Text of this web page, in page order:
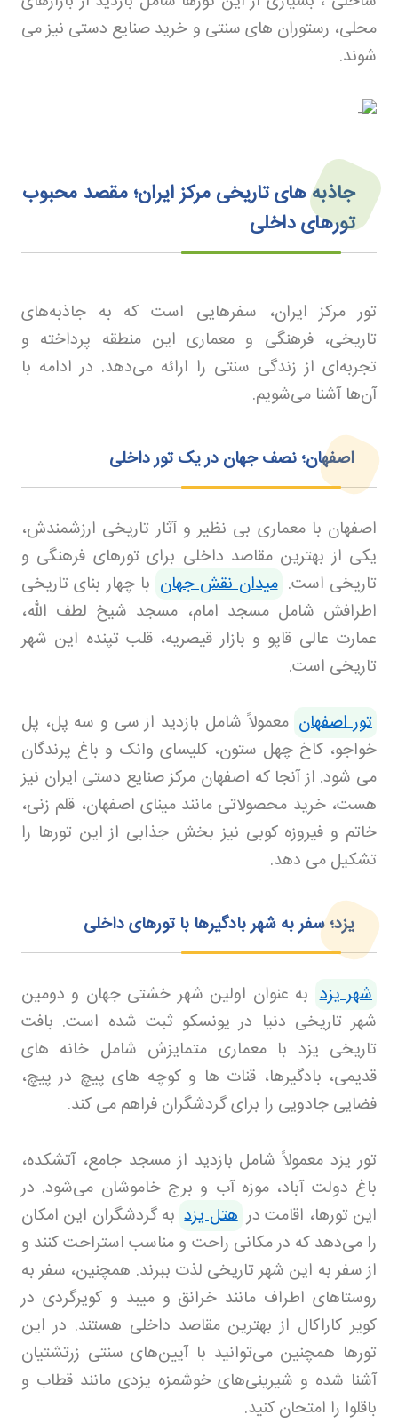
محلی، رستوران های سنتی و خرید صنایع دستی نیز می
شوند.
جاذبه‌ های تاریخی مرکز ایران؛ مقصد محبوب
تورهای داخلی
تور مرکز ایران، سفرهایی است که به جاذبه‌های
تاریخی، فرهنگی و معماری این منطقه پرداخته و
تجربه‌ای از زندگی سنتی را ارائه می‌دهد. در ادامه با
آن‌ها آشنا می‌شویم.
اصفهان؛ نصف جهان در یک تور داخلی
اصفهان با معماری بی نظیر و آثار تاریخی ارزشمندش،
یکی از بهترین مقاصد داخلی برای تورهای فرهنگی و
تاریخی است. میدان نقش جهان با چهار بنای تاریخی
اطرافش شامل مسجد امام، مسجد شیخ لطف الله،
عمارت عالی قاپو و بازار قیصریه، قلب تپنده این شهر
تاریخی است.
تور اصفهان معمولاً شامل بازدید از سی و سه پل، پل
خواجو، کاخ چهل ستون، کلیسای وانک و باغ پرندگان
می شود. از آنجا که اصفهان مرکز صنایع دستی ایران نیز
هست، خرید محصولاتی مانند مینای اصفهان، قلم زنی،
خاتم و فیروزه کوبی نیز بخش جذابی از این تورها را
تشکیل می دهد.
یزد؛ سفر به شهر بادگیرها با تورهای داخلی
شهر یزد به عنوان اولین شهر خشتی جهان و دومین
شهر تاریخی دنیا در یونسکو ثبت شده است. بافت
تاریخی یزد با معماری متمایزش شامل خانه های
قدیمی، بادگیرها، قنات ها و کوچه های پیچ در پیچ،
فضایی جادویی را برای گردشگران فراهم می کند.
تور یزد معمولاً شامل بازدید از مسجد جامع، آتشکده،
باغ دولت آباد، موزه آب و برج خاموشان می‌شود. در
این تورها، اقامت در هتل یزد به گردشگران این امکان
را می‌دهد که در مکانی راحت و مناسب استراحت کنند و
از سفر به این شهر تاریخی لذت ببرند. همچنین، سفر به
روستاهای اطراف مانند خرانق و میبد و کویرگردی در
کویر کاراکال از بهترین مقاصد داخلی هستند. در این
تورها همچنین می‌توانید با آیین‌های سنتی زرتشتیان
آشنا شده و شیرینی‌های خوشمزه یزدی مانند قطاب و
باقلوا را امتحان کنید.